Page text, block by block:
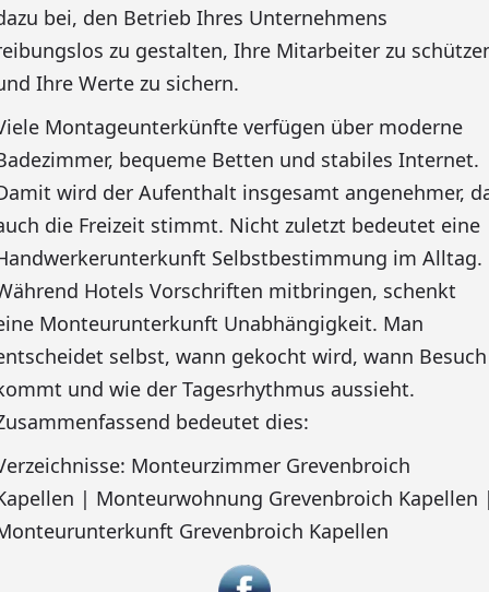
bei, den Betrieb Ihres Unternehmens
zu gestalten, Ihre Mitarbeiter zu
Ihre Werte zu sichern.
Montageunterkünfte verfügen über moderne
bequeme Betten und stabiles Internet.
wird der Aufenthalt insgesamt angenehmer,
die Freizeit stimmt. Nicht zuletzt bedeutet eine
Selbstbestimmung im Alltag.
Hotels Vorschriften mitbringen, schenkt
Monteurunterkunft Unabhängigkeit. Man
selbst, wann gekocht wird, wann Besuch
und wie der Tagesrhythmus aussieht.
bedeutet dies:
Monteurzimmer Grevenbroich
| Monteurwohnung Grevenbroich Kapellen
Grevenbroich Kapellen